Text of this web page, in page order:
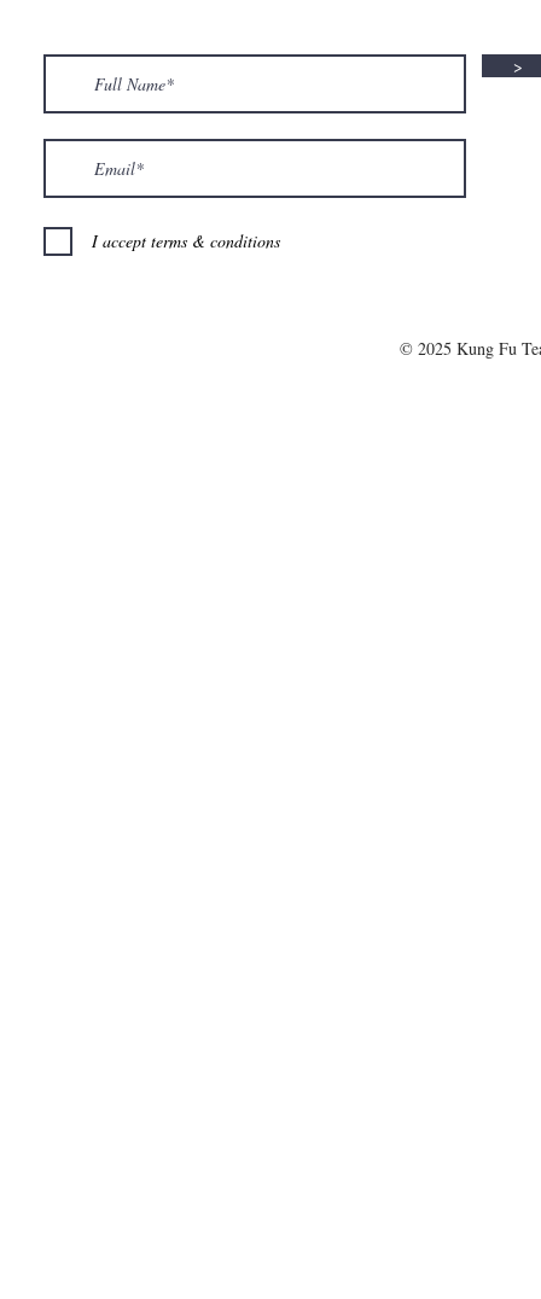
>
I accept terms & conditions
© 2025 Kung Fu